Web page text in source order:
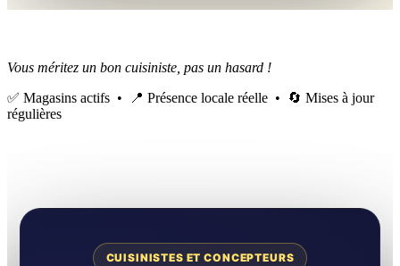
Vous méritez un bon cuisiniste, pas un hasard !
✅ Magasins actifs • 📍 Présence locale réelle • 🔄 Mises à jour
régulières
CUISINISTES ET CONCEPTEURS